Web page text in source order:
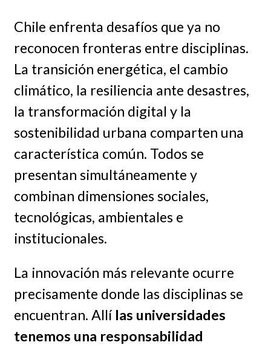
Chile enfrenta desafíos que ya no
reconocen fronteras entre disciplinas.
La transición energética, el cambio
climático, la resiliencia ante desastres,
la transformación digital y la
sostenibilidad urbana comparten una
característica común. Todos se
presentan simultáneamente y
combinan dimensiones sociales,
tecnológicas, ambientales e
institucionales.
La innovación más relevante ocurre
precisamente donde las disciplinas se
encuentran. Allí las universidades
tenemos una responsabilidad